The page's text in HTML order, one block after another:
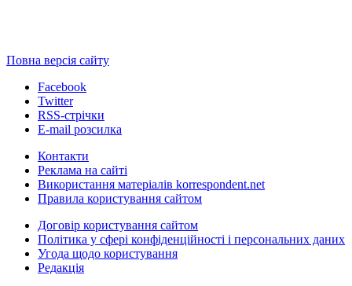
Повна версія сайту
Facebook
Twitter
RSS-стрічки
E-mail розсилка
Контакти
Реклама на сайті
Використання матеріалів korrespondent.net
Правила користування сайтом
Договір користування сайтом
Політика у сфері конфіденційності і персональних даних
Угода щодо користування
Редакція